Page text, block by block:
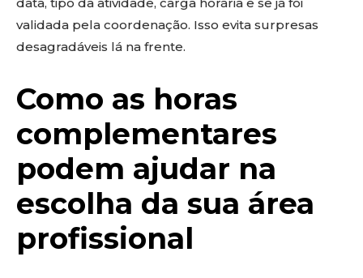
validada pela coordenação. Isso evita surpresas
desagradáveis lá na frente.
Como as horas
complementares
podem ajudar na
escolha da sua área
profissional